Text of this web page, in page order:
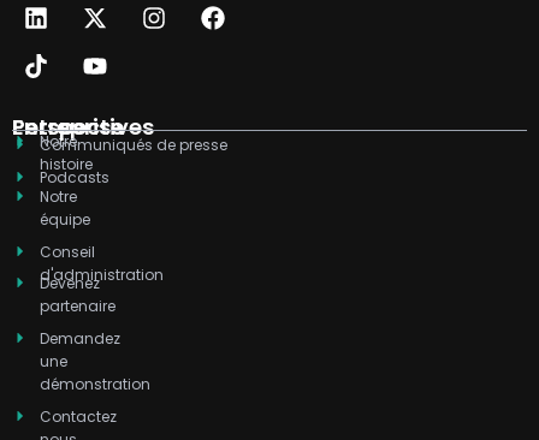
i
n
k
d
n
-
t
w
t
t
e
n
g
r
a
o
o
i
k
t
k
o
u
t
b
e
Entreprise
Notre
histoire
Notre
équipe
Conseil
d'administration
Devenez
partenaire
Demandez
une
démonstration
Contactez
Perspectives
Communiqués de presse
Podcasts